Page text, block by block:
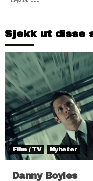
etter:
Sjekk ut disse
Film / TV Nyheter
Danny Boyles